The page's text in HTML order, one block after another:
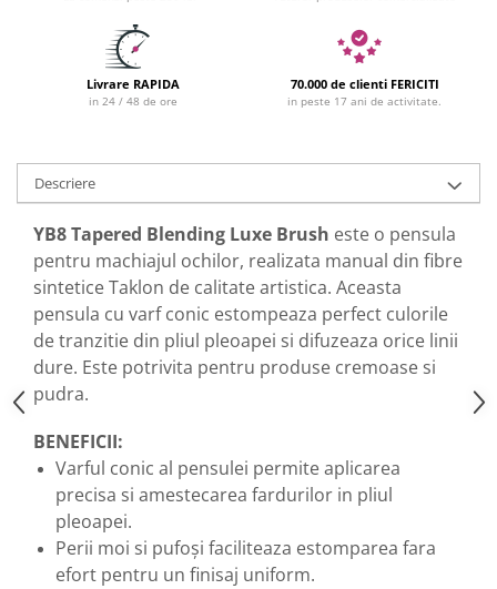
Livrare RAPIDA
in 24 / 48 de ore
70.000 de clienti FERICITI
in peste 17 ani de activitate.
Descriere
YB8 Tapered Blending Luxe Brush este o pensula
pentru machiajul ochilor, realizata manual din fibre
sintetice Taklon de calitate artistica. Aceasta
pensula cu varf conic estompeaza perfect culorile
de tranzitie din pliul pleoapei si difuzeaza orice linii
dure. Este potrivita pentru produse cremoase si
pudra.
BENEFICII:
Varful conic al pensulei permite aplicarea
precisa si amestecarea fardurilor in pliul
pleoapei.
Perii moi si pufoși faciliteaza estomparea fara
efort pentru un finisaj uniform.